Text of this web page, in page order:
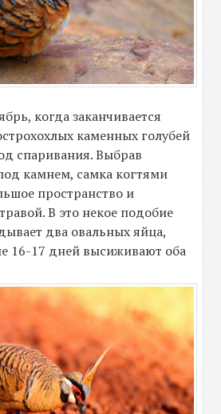
когда заканчивается
каменных голубей
спаривания. Выбрав
камнем, самка когтями
пространство и
В это некое подобие
два овальных яйца,
16-17 дней высиживают оба